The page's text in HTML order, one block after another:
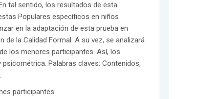
tal sentido, los resultados de esta
Populares específicos en niños
en la adaptación de esta prueba en
la Calidad Formal. A su vez, se analizará
los menores participantes. Así, los
Palabras claves: Contenidos,
participantes: